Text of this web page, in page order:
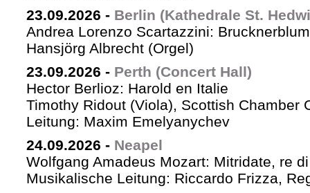
23.09.2026 - Berlin (Kathedrale St.
Andrea Lorenzo Scartazzini:
Hansjörg Albrecht (Orgel)
23.09.2026 - Perth (Concert Hall)
Hector Berlioz: Harold en Italie
Timothy Ridout (Viola), Scottish Chamber
Leitung: Maxim Emelyanychev
24.09.2026 - Neapel
Wolfgang Amadeus Mozart: Mitridate, re
Musikalische Leitung: Riccardo Frizza,